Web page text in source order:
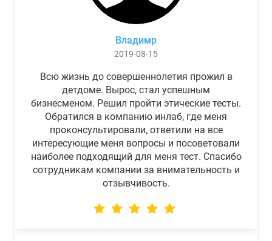
Владимр
2019-08-15
Всю жизнь до совершеннолетия прожил в
детдоме. Вырос, стал успешным
бизнесменом. Решил пройти этические тесты.
Обратился в компанию инлаб, где меня
проконсультировали, ответили на все
интересующие меня вопросы и посоветовали
наиболее подходящий для меня тест. Спасибо
сотрудникам компании за внимательность и
отзывчивость.